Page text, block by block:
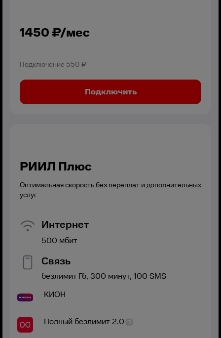
1450 ₽/мес
Подключение 550 ₽
Подключить
РИИЛ Плюс
Оптимальная скорость без переплат и дополнительных
услуг
Интернет
500 мбит
Связь
безлимитГб, 300 минут, 100 SMS
КИОН
Полный безлимит 2.0